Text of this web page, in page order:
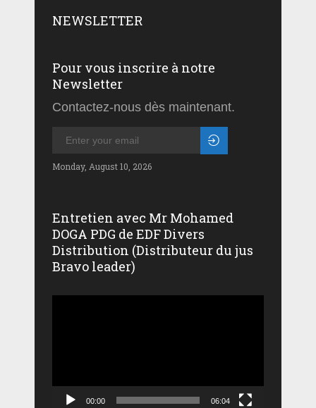
NEWSLETTER
Pour vous inscrire à notre
Newsletter
Contactez-nous dès maintenant.
Monday, August 10, 2026
Entretien avec Mr Mohamed
DOGA PDG de EDF Divers
Distribution (Distributeur du jus
Bravo leader)
00:00 06:04